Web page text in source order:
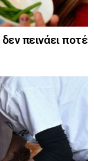
πεινάει ποτέ